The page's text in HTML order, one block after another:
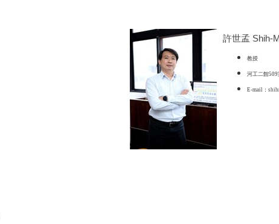
許世孟 Shih-
教授
河工二館509
E-mail：